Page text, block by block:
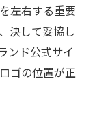
左右する重要
決して妥協し
ンド公式サイ
ゴの位置が正